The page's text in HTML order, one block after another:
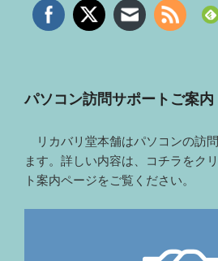
パソコン訪問サポートご案内
リカバリ堂本舗はパソコンの訪
ます。詳しい内容は、コチラをク
ト案内ページをご覧ください。